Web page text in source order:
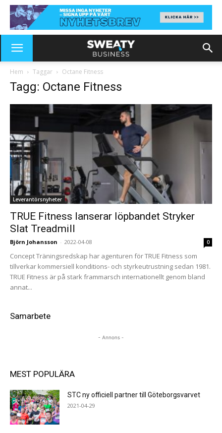
Hem Taggar Octane Fitness
Tagg: Octane Fitness
Leverantörsnyheter
TRUE Fitness lanserar löpbandet Stryker
Slat Treadmill
Björn Johansson - 2022-04-08 0
Concept Träningsredskap har agenturen för TRUE Fitness som
tillverkar kommersiell konditions- och styrkeutrustning sedan 1981.
TRUE Fitness är på stark frammarsch internationellt genom bland
annat...
Samarbete
- Annons -
MEST POPULÄRA
STC ny officiell partner till Göteborgsvarvet
2021-04-29